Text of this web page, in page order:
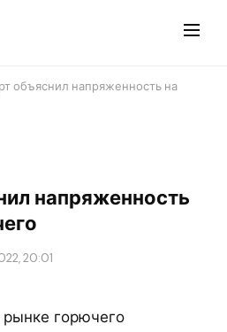
объяснил напряженность на
напряженность
20:01
горючего